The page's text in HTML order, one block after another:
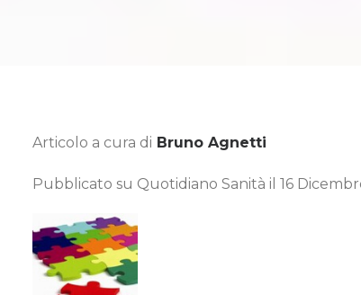
Articolo a cura di Bruno Agnetti
Pubblicato su Quotidiano Sanità il 16